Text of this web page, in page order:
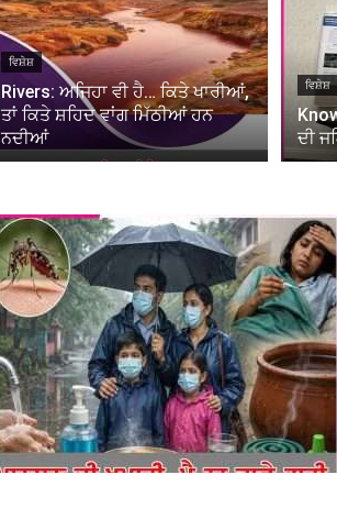
ਵਿਸ਼ੇਸ਼
Rivers: ਅਜਿਹਾ ਵੀ ਹੈ… ਕਿਤੇ ਖਾਰੀਆਂ,
ਤਾਂ ਕਿਤੇ ਸ਼ਹਿਦ ਵਾਂਗ ਮਿੱਠੀਆਂ ਹਨ
ਨਦੀਆਂ
ਵਿਸ਼ੇਸ਼
ਦੀ